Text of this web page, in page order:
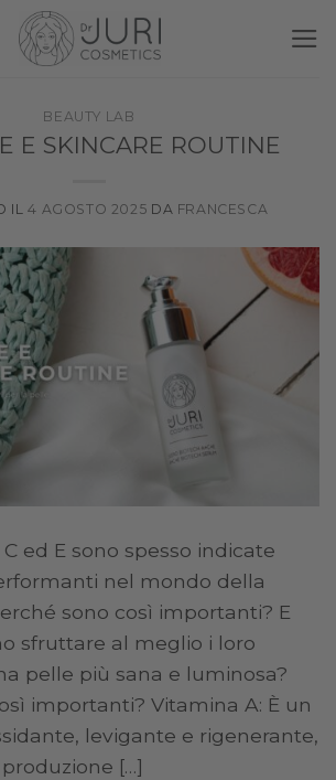
BEAUTY LAB
E SKINCARE ROUTINE
IL4 AGOSTO 2025 DA FRANCESCA
ed E sono spesso indicate
nel mondo della
sono così importanti? E
sfruttare al meglio i loro
pelle più sana e luminosa?
importanti? Vitamina A: È un
levigante e rigenerante,
[…]